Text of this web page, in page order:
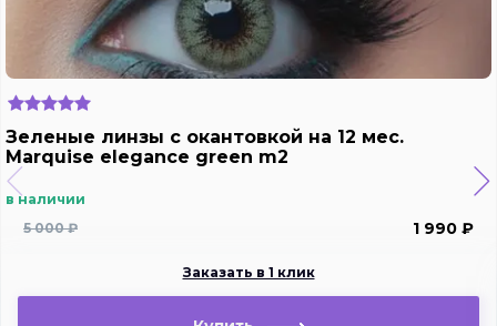
Зеленые линзы c окантовкой на 12 мес.
Marquise elegance green m2
в наличии
5 000 ₽
1 990 ₽
Заказать в 1 клик